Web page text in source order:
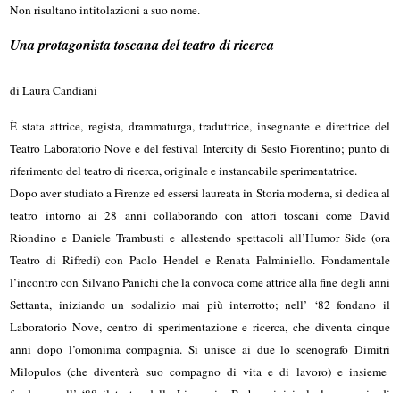
Non risultano intitolazioni a suo nome.
Una protagonista toscana del teatro di ricerca
di Laura Candiani
È stata attrice, regista, drammaturga, traduttrice, insegnante e direttrice del
Teatro Laboratorio Nove e del festival Intercity di Sesto Fiorentino; punto di
riferimento del teatro di ricerca, originale e instancabile sperimentatrice.
Dopo aver studiato a Firenze ed essersi laureata in Storia moderna, si dedica al
teatro intorno ai 28 anni collaborando con attori toscani come David
Riondino e Daniele Trambusti e allestendo spettacoli all’Humor Side (ora
Teatro di Rifredi) con Paolo Hendel e Renata Palminiello. Fondamentale
l’incontro con Silvano Panichi che la convoca come attrice alla fine degli anni
Settanta, iniziando un sodalizio mai più interrotto; nell’ ‘82 fondano il
Laboratorio Nove, centro di sperimentazione e ricerca, che diventa cinque
anni dopo l’omonima compagnia. Si unisce ai due lo scenografo Dimitri
Milopulos (che diventerà suo compagno di vita e di lavoro) e insieme